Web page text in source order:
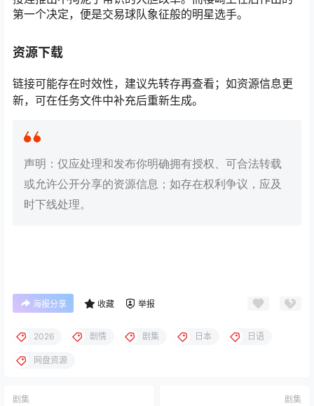
第一个决定，便是交易球队象征般的明星选手。
资源下载
链接可能存在时效性，建议先转存再查看；如资源信息更
新，可在任务文件中补充后重新生成。
声明：仅应处理和发布你明确拥有授权、可合法转载
或允许公开分享的资源信息；如存在权利争议，应及
时下线处理。
海报分享 收藏 举报
2026 剧情 剧集 日本 日语
网盘资源
剧集 剧集